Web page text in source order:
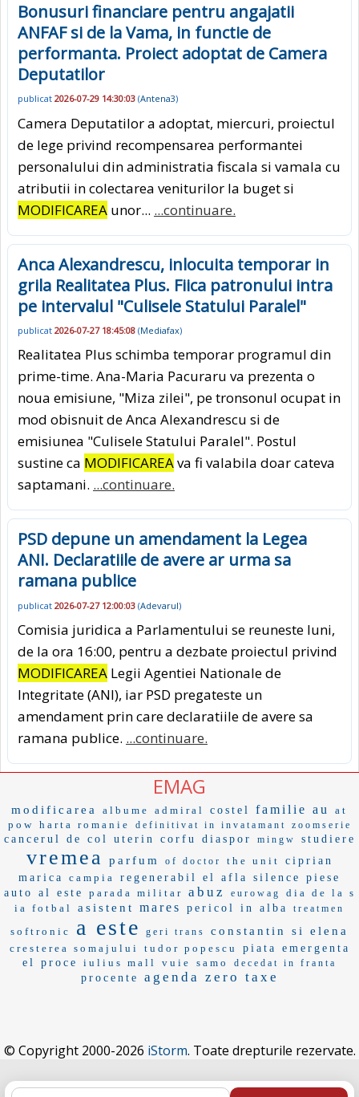
Bonusuri financiare pentru angajatii
ANFAF si de la Vama, in functie de
performanta. Proiect adoptat de Camera
Deputatilor
publicat 2026-07-29 14:30:03 (Antena3)
Camera Deputatilor a adoptat, miercuri, proiectul
de lege privind recompensarea performantei
personalului din administratia fiscala si vamala cu
atributii in colectarea veniturilor la buget si
MODIFICAREA unor... ...continuare.
Anca Alexandrescu, inlocuita temporar in
grila Realitatea Plus. Fiica patronului intra
pe intervalul "Culisele Statului Paralel"
publicat 2026-07-27 18:45:08 (Mediafax)
Realitatea Plus schimba temporar programul din
prime-time. Ana-Maria Pacuraru va prezenta o
noua emisiune, "Miza zilei", pe tronsonul ocupat in
mod obisnuit de Anca Alexandrescu si de
emisiunea "Culisele Statului Paralel". Postul
sustine ca MODIFICAREAva fi valabila doar cateva
saptamani. ...continuare.
PSD depune un amendament la Legea
ANI. Declaratiile de avere ar urma sa
ramana publice
publicat 2026-07-27 12:00:03 (Adevarul)
Comisia juridica a Parlamentului se reuneste luni,
de la ora 16:00, pentru a dezbate proiectul privind
MODIFICAREA Legii Agentiei Nationale de
Integritate (ANI), iar PSD pregateste un
amendament prin care declaratiile de avere sa
ramana publice. ...continuare.
EMAG
modificarea albume admiral costel familie au
at
pow harta romanie definitivat in invatamant zoomserie
cancerul de col uterin corfu diaspor mingw studiere
vremea parfum of doctor the unit
ciprian
marica
campia regenerabil el afla silence
piese
auto
al este parada militar abuz eurowag
dia de la s
ia fotbal
asistent mares pericol in alba treatmen
softronic a este geri trans constantin si elena
cresterea somajului tudor popescu
piata emergenta
el proce
iulius mall vuie samo decedat in franta
procente agenda zero taxe
© Copyright 2000-2026 iStorm. Toate drepturile rezervate.